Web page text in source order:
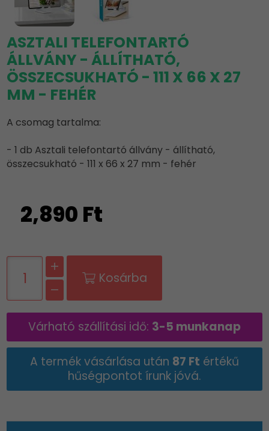
ASZTALI TELEFONTARTÓ
ÁLLVÁNY - ÁLLÍTHATÓ,
ÖSSZECSUKHATÓ - 111 X 66 X 27
MM - FEHÉR
A csomag tartalma:
- 1 db Asztali telefontartó állvány - állítható,
összecsukható - 111 x 66 x 27 mm - fehér
2,890 Ft
Kosárba
Várható szállítási idő: 3-5 munkanap
A termék vásárlása után 87 Ft értékű
hűségpontot írunk jóvá.